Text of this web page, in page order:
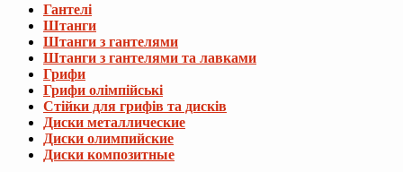
Гантелі
Штанги
Штанги з гантелями
Штанги з гантелями та лавками
Грифи
Грифи олімпійські
Стійки для грифів та дисків
Диски металлические
Диски олимпийские
Диски композитные